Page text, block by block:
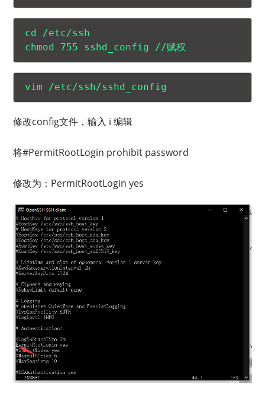
cd /etc/ssh
修改config文件，输入 i 编辑
将#PermitRootLogin prohibit password
修改为：PermitRootLogin yes